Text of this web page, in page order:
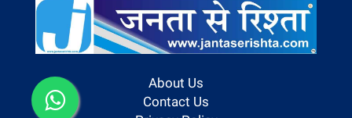
About Us
Contact Us